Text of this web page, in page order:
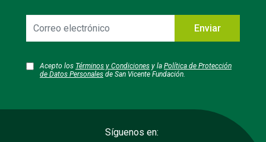
electrónico
Acepto los Términos y Condiciones y la Política de Protección
de Datos Personales de San Vicente Fundación.
Enviar
Síguenos en: